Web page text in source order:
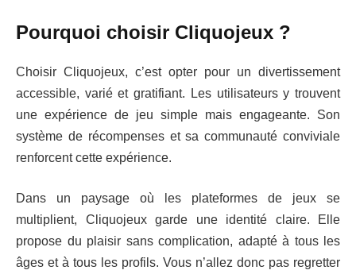
Pourquoi choisir Cliquojeux ?
Choisir Cliquojeux, c’est opter pour un divertissement
accessible, varié et gratifiant. Les utilisateurs y trouvent
une expérience de jeu simple mais engageante. Son
système de récompenses et sa communauté conviviale
renforcent cette expérience.
Dans un paysage où les plateformes de jeux se
multiplient, Cliquojeux garde une identité claire. Elle
propose du plaisir sans complication, adapté à tous les
âges et à tous les profils. Vous n’allez donc pas regretter